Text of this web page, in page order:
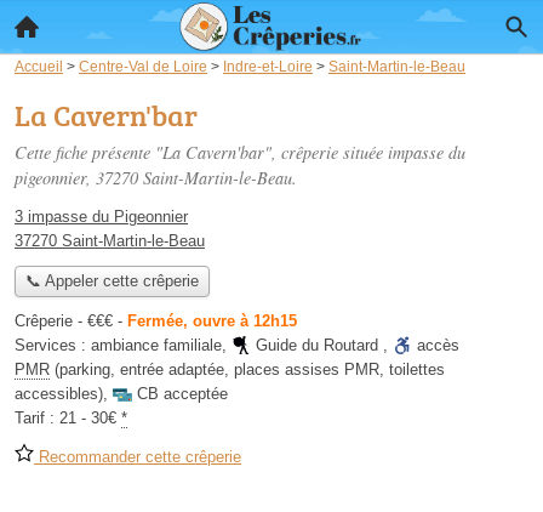
Accueil > Centre-Val de Loire > Indre-et-Loire > Saint-Martin-le-Beau
La Cavern'bar
Cette fiche présente "La Cavern'bar", crêperie située impasse du
pigeonnier, 37270 Saint-Martin-le-Beau.
3 impasse du Pigeonnier
37270 Saint-Martin-le-Beau
📞 Appeler cette crêperie
Crêperie - €€€ - Fermée, ouvre à 12h15
Services : ambiance familiale, Guide du Routard ,
accès
PMR (parking, entrée adaptée, places assises PMR, toilettes
accessibles),
CB acceptée
Tarif : 21 - 30€ *
Recommander cette crêperie